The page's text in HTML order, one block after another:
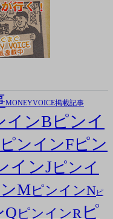
MONEYVOICE掲載記事
インB ピンイ
ピンインFピン
インJピンイ
MピンインNピ
Q ピンインR ピ